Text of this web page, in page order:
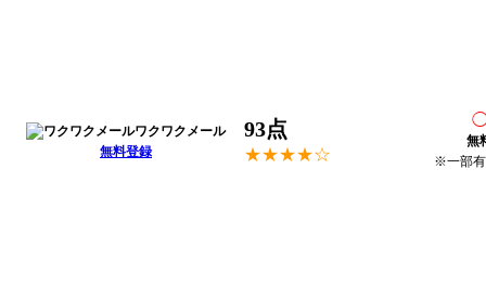
ワクワクメール
無料登録
93点
★★★★☆
無
※一部